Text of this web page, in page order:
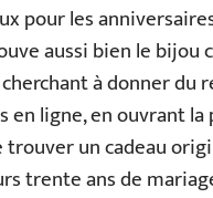
pour les
aussi bien le bijou
à donner du
en ligne, en ouvrant
un cadeau
trente ans de